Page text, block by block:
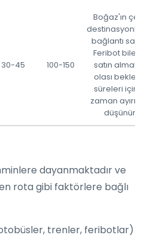
30-45 100-150
Boğaz'ın
bağlantı
Feribot
satın almak
olası
süreleri için
zaman
düşünün.
dayanmaktadır ve
rota gibi faktörlere bağlı
trenler, feribotlar)